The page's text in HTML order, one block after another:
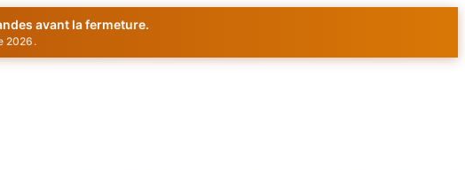
avant la fermeture.
2026.